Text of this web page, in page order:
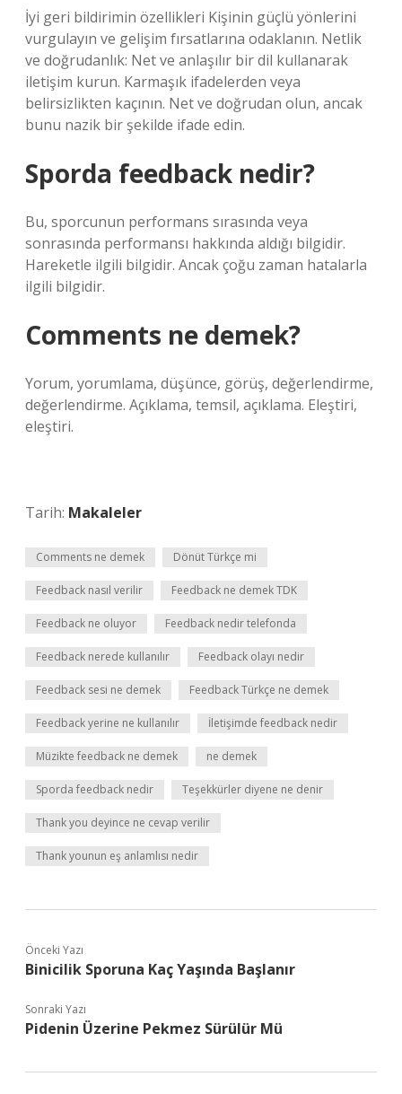
İyi geri bildirimin özellikleri Kişinin güçlü yönlerini
vurgulayın ve gelişim fırsatlarına odaklanın. Netlik
ve doğrudanlık: Net ve anlaşılır bir dil kullanarak
iletişim kurun. Karmaşık ifadelerden veya
belirsizlikten kaçının. Net ve doğrudan olun, ancak
bunu nazik bir şekilde ifade edin.
Sporda feedback nedir?
Bu, sporcunun performans sırasında veya
sonrasında performansı hakkında aldığı bilgidir.
Hareketle ilgili bilgidir. Ancak çoğu zaman hatalarla
ilgili bilgidir.
Comments ne demek?
Yorum, yorumlama, düşünce, görüş, değerlendirme,
değerlendirme. Açıklama, temsil, açıklama. Eleştiri,
eleştiri.
Tarih: Makaleler
Comments ne demek Dönüt Türkçe mi
Feedback nasıl verilir Feedback ne demek TDK
Feedback ne oluyor Feedback nedir telefonda
Feedback nerede kullanılır Feedback olayı nedir
Feedback sesi ne demek Feedback Türkçe ne demek
Feedback yerine ne kullanılır İletişimde feedback nedir
Müzikte feedback ne demek ne demek
Sporda feedback nedir Teşekkürler diyene ne denir
Thank you deyince ne cevap verilir
Thank younun eş anlamlısı nedir
Önceki Yazı
Binicilik Sporuna Kaç Yaşında Başlanır
Sonraki Yazı
Pidenin Üzerine Pekmez Sürülür Mü